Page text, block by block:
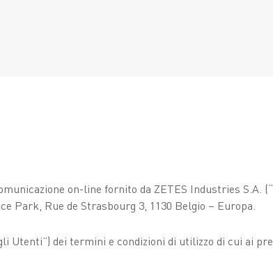
on-line fornito da ZETES Industries S.A.
Park, Rue de Strasbourg 3, 1130 Belgio – Europa.
Utenti”) dei termini e condizioni di utilizzo di cui ai